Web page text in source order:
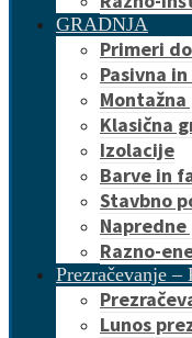
GRADNJA
Primeri
Pasivna
Klasična
Izolacije
Barve in
Stavbno
Razno-
Prezračevanje –
Lunos